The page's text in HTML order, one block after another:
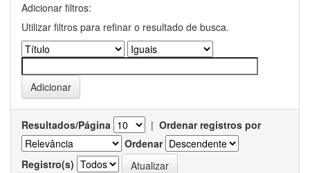
Adicionar filtros:
Utilizar filtros para refinar o resultado de busca.
Resultados/Página | Ordenar registros por
Ordenar
Registro(s)